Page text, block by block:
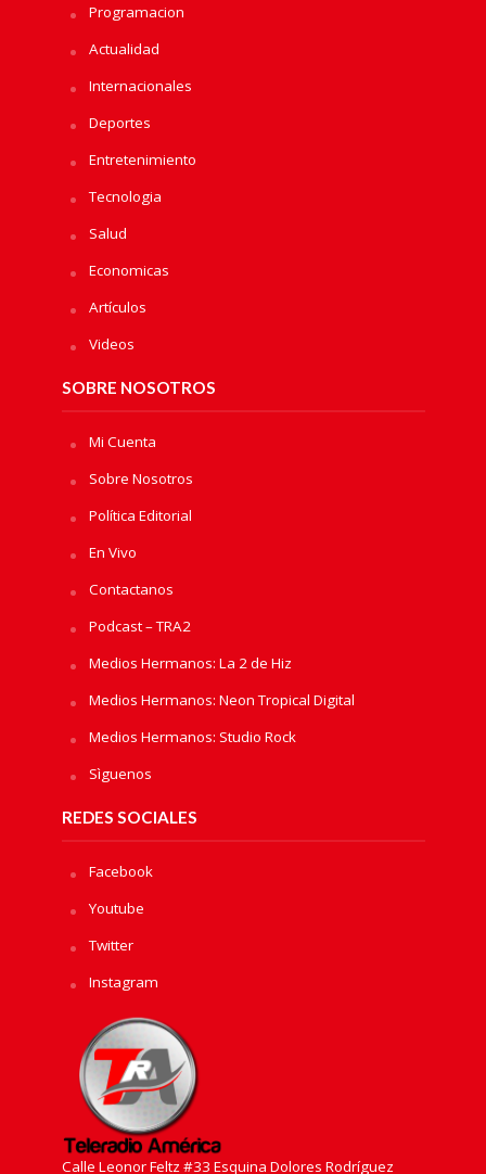
Programacion
Actualidad
Internacionales
Deportes
Entretenimiento
Tecnologia
Salud
Economicas
Artículos
Videos
SOBRE NOSOTROS
Mi Cuenta
Sobre Nosotros
Política Editorial
En Vivo
Contactanos
Podcast – TRA2
Medios Hermanos: La 2 de Hiz
Medios Hermanos: Neon Tropical Digital
Medios Hermanos: Studio Rock
Sìguenos
REDES SOCIALES
Facebook
Youtube
Twitter
Instagram
Calle Leonor Feltz #33 Esquina Dolores Rodríguez